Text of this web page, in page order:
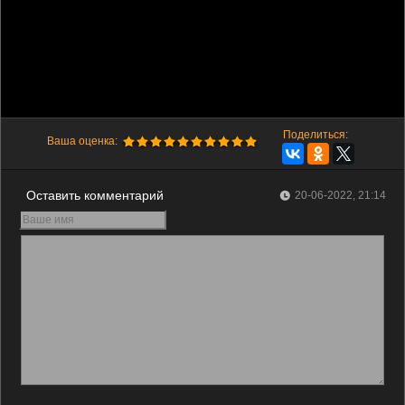
Ваша оценка: Поделиться:
Оставить комментарий 20-06-2022, 21:14